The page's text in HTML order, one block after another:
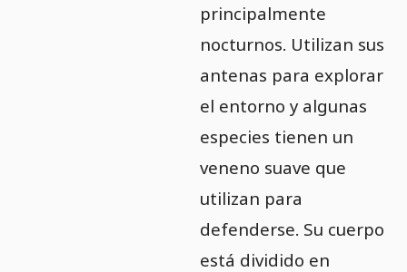
principalmente
nocturnos. Utilizan sus
antenas para explorar
el entorno y algunas
especies tienen un
veneno suave que
utilizan para
defenderse. Su cuerpo
está dividido en